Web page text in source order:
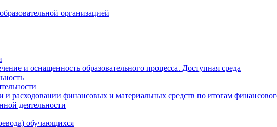
организацией
и оснащенность образовательного процесса. Доступная среда
расходовании финансовых и материальных средств по итогам
деятельности
обучающихся